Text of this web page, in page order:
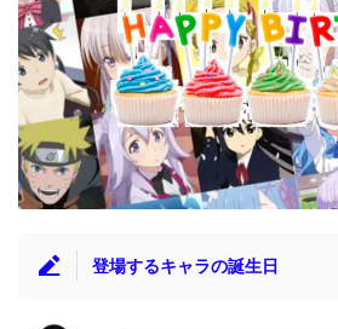
登場するキャラの誕生日